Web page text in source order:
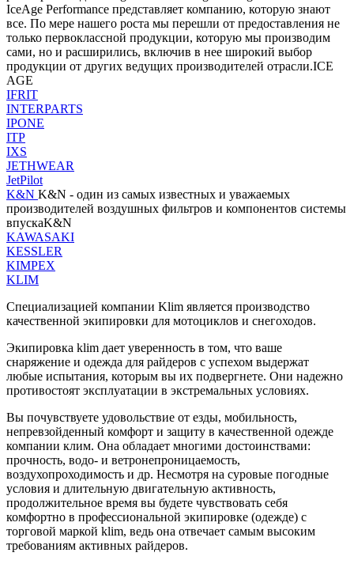
IceAge Performance представляет компанию, которую знают
все. По мере нашего роста мы перешли от предоставления не
только первоклассной продукции, которую мы производим
сами, но и расширились, включив в нее широкий выбор
продукции от других ведущих производителей отрасли.ICE
AGE
IFRIT
INTERPARTS
IPONE
ITP
IXS
JETHWEAR
JetPilot
K&N K&N - один из самых известных и уважаемых
производителей воздушных фильтров и компонентов системы
впускаK&N
KAWASAKI
KESSLER
KIMPEX
KLIM
Специализацией компании Klim является производство
качественной экипировки для мотоциклов и снегоходов.
Экипировка klim дает уверенность в том, что ваше
снаряжение и одежда для райдеров с успехом выдержат
любые испытания, которым вы их подвергнете. Они надежно
противостоят эксплуатации в экстремальных условиях.
Вы почувствуете удовольствие от езды, мобильность,
непревзойденный комфорт и защиту в качественной одежде
компании клим. Она обладает многими достоинствами:
прочность, водо- и ветронепроницаемость,
воздухопроходимость и др. Несмотря на суровые погодные
условия и длительную двигательную активность,
продолжительное время вы будете чувствовать себя
комфортно в профессиональной экипировке (одежде) с
торговой маркой klim, ведь она отвечает самым высоким
требованиям активных райдеров.